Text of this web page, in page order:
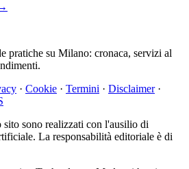
pratiche su Milano: cronaca, servizi al
· Cookie · Termini · Disclaimer ·
sono realizzati con l'ausilio di
La responsabilità editoriale è di